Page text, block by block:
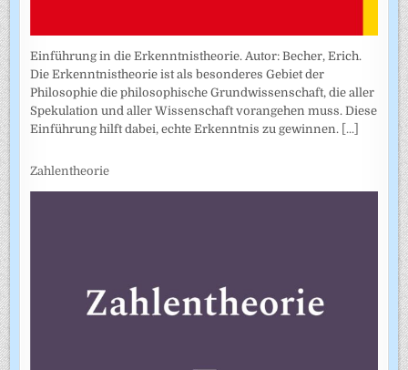
Einführung in die Erkenntnistheorie. Autor: Becher, Erich.
Die Erkenntnistheorie ist als besonderes Gebiet der
Philosophie die philosophische Grundwissenschaft, die aller
Spekulation und aller Wissenschaft vorangehen muss. Diese
Einführung hilft dabei, echte Erkenntnis zu gewinnen. [...]
Zahlentheorie